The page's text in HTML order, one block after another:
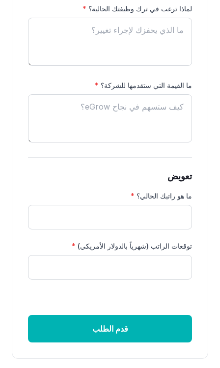
لماذا ترغب في ترك وظيفتك الحالية؟ *
ما القيمة التي ستقدمها للشركة؟ *
تعويض
ما هو راتبك الحالي؟ *
توقعات الراتب (شهرياً بالدولار الأمريكي) *
قدم الطلب